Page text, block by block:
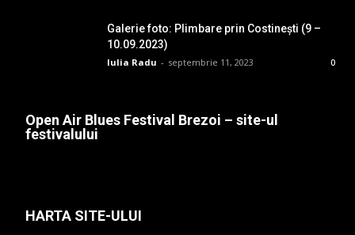
Galerie foto: Plimbare prin Costinești (9 –
10.09.2023)
Iulia Radu - septembrie 11, 2023 0
Open Air Blues Festival Brezoi – site-ul
festivalului
HARTA SITE-ULUI